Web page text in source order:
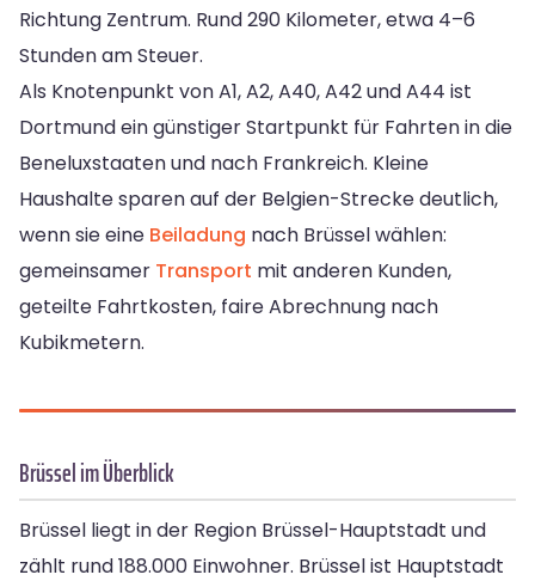
Richtung Zentrum. Rund 290 Kilometer, etwa 4–6
Stunden am Steuer.
Als Knotenpunkt von A1, A2, A40, A42 und A44 ist
Dortmund ein günstiger Startpunkt für Fahrten in die
Beneluxstaaten und nach Frankreich. Kleine
Haushalte sparen auf der Belgien-Strecke deutlich,
wenn sie eine Beiladung nach Brüssel wählen:
gemeinsamer Transport mit anderen Kunden,
geteilte Fahrtkosten, faire Abrechnung nach
Kubikmetern.
Brüssel im Überblick
Brüssel liegt in der Region Brüssel-Hauptstadt und
zählt rund 188.000 Einwohner. Brüssel ist Hauptstadt